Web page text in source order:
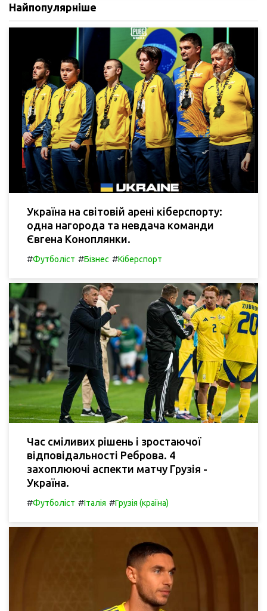
Найпопулярніше
Україна на світовій арені кіберспорту:
одна нагорода та невдача команди
Євгена Коноплянки.
#Футболіст #Бізнес #Кіберспорт
Час сміливих рішень і зростаючої
відповідальності Реброва. 4
захоплюючі аспекти матчу Грузія -
Україна.
#Футболіст #Італія #Грузія (країна)